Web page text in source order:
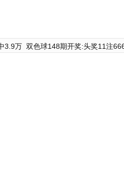
3.9万 双色球148期开奖:头奖11注